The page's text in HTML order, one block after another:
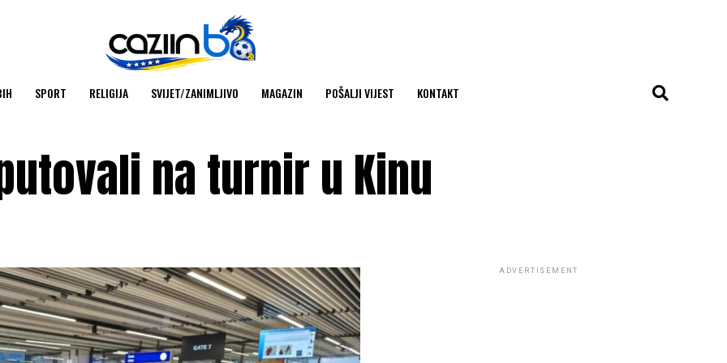
SPORT RELIGIJA SVIJET/ZANIMLJIVO MAGAZIN POŠALJI VIJEST KONTAKT
na turnir u Kinu
ADVERTISEMENT